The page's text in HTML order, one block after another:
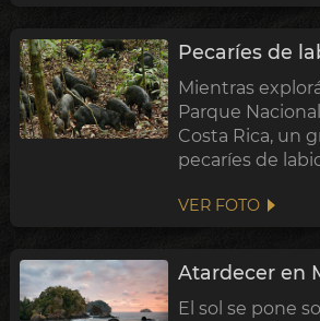
seguridad, la
jaguares, e...
Pecaríes de
Mientras
Parque
Costa Rica, un
pecaríes de
acercarse hacia
del bosque.
asustadizos,
VER FOTO
Atardecer en
El sol se pone